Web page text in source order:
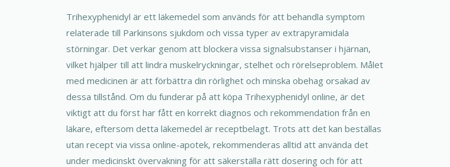
Trihexyphenidyl är ett läkemedel som används för att behandla symptom
relaterade till Parkinsons sjukdom och vissa typer av extrapyramidala
störningar. Det verkar genom att blockera vissa signalsubstanser i hjärnan,
vilket hjälper till att lindra muskelryckningar, stelhet och rörelseproblem. Målet
med medicinen är att förbättra din rörlighet och minska obehag orsakad av
dessa tillstånd. Om du funderar på att köpa Trihexyphenidyl online, är det
viktigt att du först har fått en korrekt diagnos och rekommendation från en
läkare, eftersom detta läkemedel är receptbelagt. Trots att det kan beställas
utan recept via vissa online-apotek, rekommenderas alltid att använda det
under medicinskt övervakning för att säkerställa rätt dosering och för att